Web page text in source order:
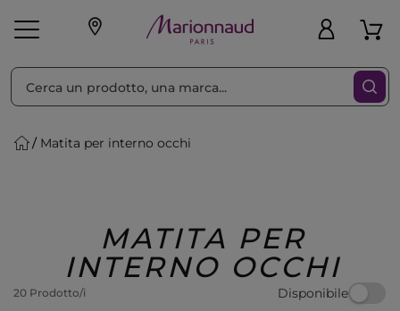
Make-up Profumi
Regalo
Matita per interno occhi
MATITA PER
INTERNO OCCHI
20 Prodotto/i Disponibile
Ordina per Filtra